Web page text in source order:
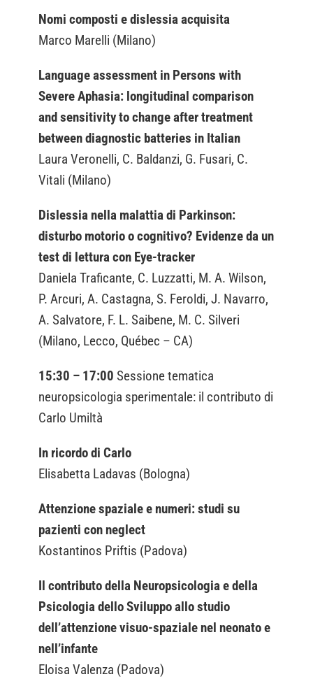
Nomi composti e dislessia acquisita
Marco Marelli (Milano)
Language assessment in Persons with
Severe Aphasia: longitudinal comparison
and sensitivity to change after treatment
between diagnostic batteries in Italian
Laura Veronelli, C. Baldanzi, G. Fusari, C.
Vitali (Milano)
Dislessia nella malattia di Parkinson:
disturbo motorio o cognitivo? Evidenze da un
test di lettura con Eye-tracker
Daniela Traficante, C. Luzzatti, M. A. Wilson,
P. Arcuri, A. Castagna, S. Feroldi, J. Navarro,
A. Salvatore, F. L. Saibene, M. C. Silveri
(Milano, Lecco, Québec – CA)
15:30 – 17:00 Sessione tematica
neuropsicologia sperimentale: il contributo di
Carlo Umiltà
In ricordo di Carlo
Elisabetta Ladavas (Bologna)
Attenzione spaziale e numeri: studi su
pazienti con neglect
Kostantinos Priftis (Padova)
Il contributo della Neuropsicologia e della
Psicologia dello Sviluppo allo studio
dell’attenzione visuo-spaziale nel neonato e
nell’infante
Eloisa Valenza (Padova)